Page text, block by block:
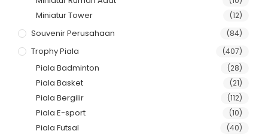
Miniatur Tower (12)
Souvenir Perusahaan (84)
Trophy Piala (407)
Piala Badminton (28)
Piala Basket (21)
Piala Bergilir (112)
Piala E-sport (10)
Piala Futsal (40)